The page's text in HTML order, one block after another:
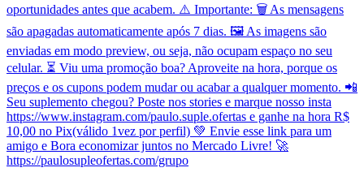
oportunidades antes que acabem. ⚠️ Importante: 🗑️ As mensagens
são apagadas automaticamente após 7 dias. 🖼️ As imagens são
enviadas em modo preview, ou seja, não ocupam espaço no seu
celular. ⏳ Viu uma promoção boa? Aproveite na hora, porque os
preços e os cupons podem mudar ou acabar a qualquer momento. 📲
Seu suplemento chegou? Poste nos stories e marque nosso insta
https://www.instagram.com/paulo.suple.ofertas e ganhe na hora R$
10,00 no Pix(válido 1vez por perfil) 💚 Envie esse link para um
amigo e Bora economizar juntos no Mercado Livre! 🚀
https://paulosupleofertas.com/grupo